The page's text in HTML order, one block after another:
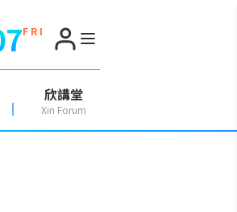
F R I
欣講堂
Xin Forum